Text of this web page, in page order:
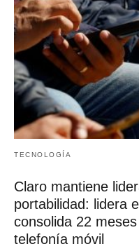
TECNOLOGÍA
Claro mantiene
portabilidad: lidera
consolida 22
telefonía móvil